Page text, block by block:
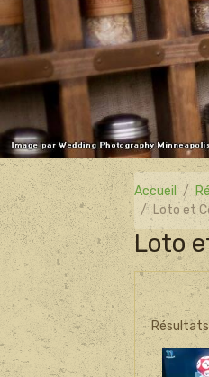
Accueil
Loto et
Loto